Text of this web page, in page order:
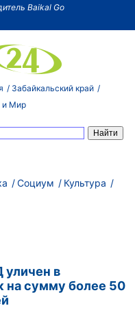
Baikal Go
Забайкальский край
и Мир
Социум
Культура
в
на сумму более 50